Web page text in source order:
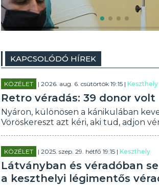
KAPCSOLÓDÓ HÍREK
KÖZÉLET | 2026. aug. 6. csütörtök 19:15 |Keszthely
Retro véradás: 39 donor
Nyáron, különösen a kánikulában
Vöröskereszt azt kéri, aki tud, adjon
KÖZÉLET | 2025. szep. 29. hétfő 19:15 |Keszthely
Látványban és véradóban
a keszthelyi légimentős